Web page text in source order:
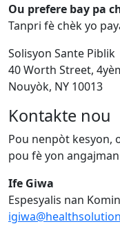
Ou prefere bay pa
Tanpri fè chèk yo
Solisyon Sante Piblik
40 Worth Street,
Nouyòk, NY 10013
Kontakte nou
Pou nenpòt kesyon,
pou fè yon
Ife Giwa
Espesyalis nan